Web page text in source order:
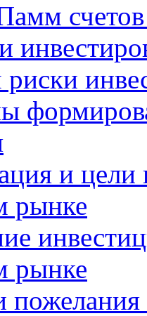
и цели
рынке
рынке